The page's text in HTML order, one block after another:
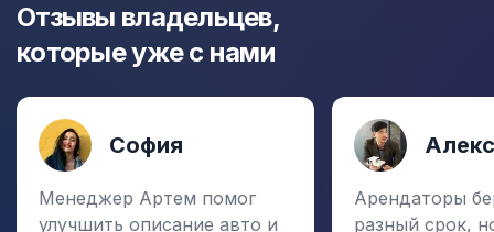
Отзывы владельцев,
которые уже с нами
София
Менеджер Артем помог
улучшить описание авто и
Арендаторы
разный срок,